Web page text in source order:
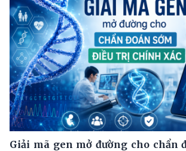
Giải mã gen mở đường cho chẩn